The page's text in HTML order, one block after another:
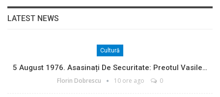
LATEST NEWS
Cultură
5 August 1976. Asasinați De Securitate: Preotul Vasile…
Florin Dobrescu 10 ore ago 0